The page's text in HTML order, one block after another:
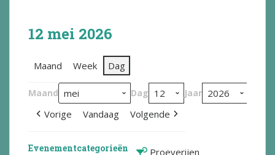
12 mei 2026
Maand Week Dag
Maand Dag Jaar
Vorige Vandaag Volgende
Evenementcategorieën Proeverijen